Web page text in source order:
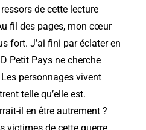
de cette lecture
fil des pages, mon cœur
fort. J’ai fini par éclater en
Petit Pays ne cherche
personnages vivent
telle qu’elle est.
il en être autrement ?